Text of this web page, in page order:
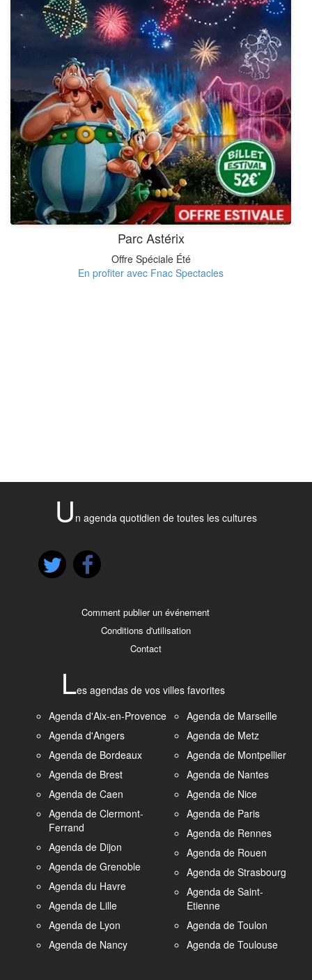
Parc Astérix
Offre Spéciale Été
En profiter avec Fnac Spectacles
U n agenda quotidien de toutes les cultures
Comment publier un événement
Conditions d'utilisation
Contact
Les agendas de vos villes favorites
Agenda d'Aix-en-Provence
Agenda d'Angers
Agenda de Bordeaux
Agenda de Brest
Agenda de Caen
Agenda de Clermont-
Ferrand
Agenda de Dijon
Agenda de Grenoble
Agenda du Havre
Agenda de Lille
Agenda de Lyon
Agenda de Nancy
Agenda de Marseille
Agenda de Metz
Agenda de Montpellier
Agenda de Nantes
Agenda de Nice
Agenda de Paris
Agenda de Rennes
Agenda de Rouen
Agenda de Strasbourg
Agenda de Saint-
Etienne
Agenda de Toulon
Agenda de Toulouse